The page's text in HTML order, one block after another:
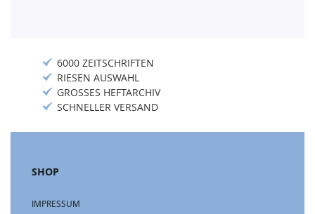
6000 ZEITSCHRIFTEN
RIESEN AUSWAHL
GROSSES HEFTARCHIV
SCHNELLER VERSAND
SHOP
IMPRESSUM